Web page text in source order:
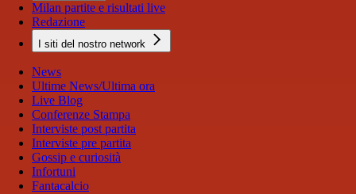
Milan partite e risultati live
Redazione
I siti del nostro network
News
Ultime News/Ultima ora
Live Blog
Conferenze Stampa
Interviste post partita
Interviste pre partita
Gossip e curiosità
Infortuni
Fantacalcio